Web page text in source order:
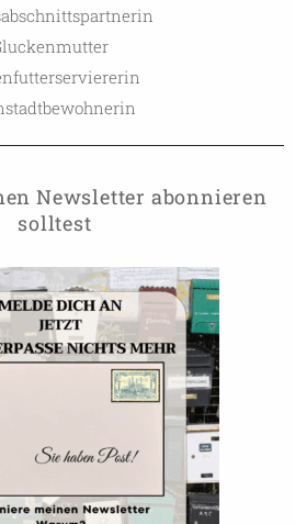
Newsletter abonnieren
solltest